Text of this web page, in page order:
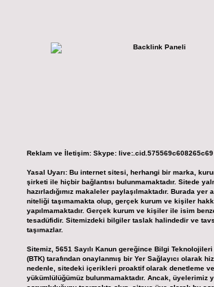
Reklam ve İletişim: Skype: live:.cid.575569c608265c69
Yasal Uyarı: Bu internet sitesi, herhangi bir marka,
şirketi ile hiçbir bağlantısı bulunmamaktadır. Sitede
hazırladığımız makaleler paylaşılmaktadır. Burada
niteliği taşımamakta olup, gerçek kurum ve kişiler
yapılmamaktadır. Gerçek kurum ve kişiler ile isim
tesadüfidir. Sitemizdeki bilgiler taslak halindedir ve
taşımazlar.
Sitemiz, 5651 Sayılı Kanun gereğince Bilgi
(BTK) tarafından onaylanmış bir Yer Sağlayıcı olarak
nedenle, sitedeki içerikleri proaktif olarak denetleme
yükümlülüğümüz bulunmamaktadır. Ancak, üyelerimiz